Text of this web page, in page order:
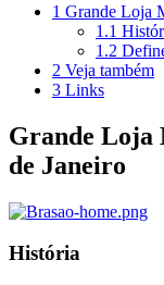
1 Grande Loja
1.1
1.2
2 Veja também
3 Links
Grande Loja
de Janeiro
História